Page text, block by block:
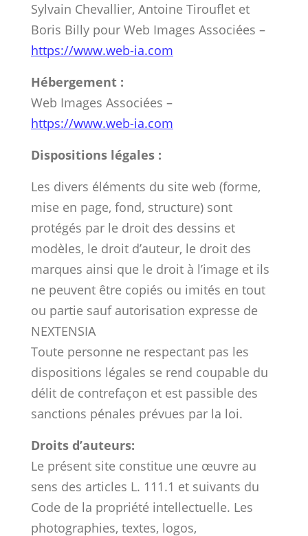
Sylvain Chevallier, Antoine Tirouflet et
Boris Billy pour Web Images Associées –
https://www.web-ia.com
Hébergement :
Web Images Associées –
https://www.web-ia.com
Dispositions légales :
Les divers éléments du site web (forme,
mise en page, fond, structure) sont
protégés par le droit des dessins et
modèles, le droit d’auteur, le droit des
marques ainsi que le droit à l’image et ils
ne peuvent être copiés ou imités en tout
ou partie sauf autorisation expresse de
NEXTENSIA
Toute personne ne respectant pas les
dispositions légales se rend coupable du
délit de contrefaçon et est passible des
sanctions pénales prévues par la loi.
Droits d’auteurs:
Le présent site constitue une œuvre au
sens des articles L. 111.1 et suivants du
Code de la propriété intellectuelle. Les
photographies, textes, logos,